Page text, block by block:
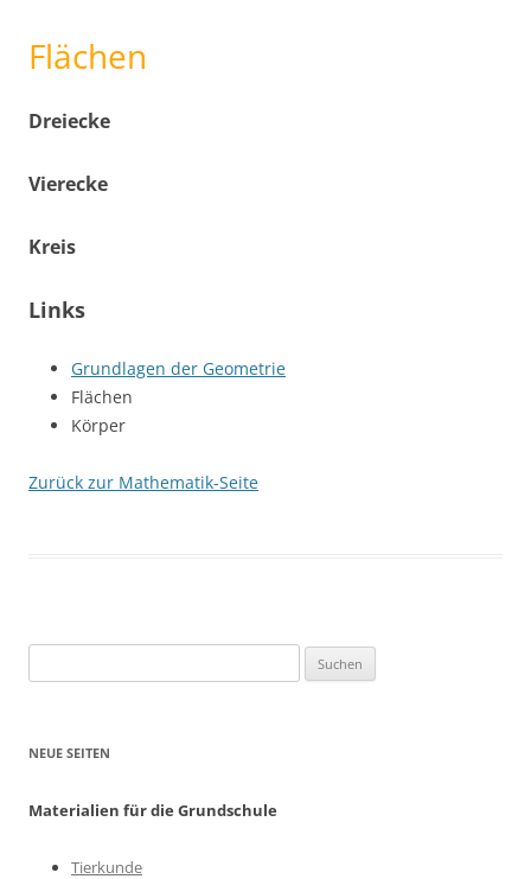
Flächen
Dreiecke
Vierecke
Kreis
Links
Grundlagen der Geometrie
Flächen
Körper
Zurück zur Mathematik-Seite
nach:
NEUE SEITEN
Materialien für die Grundschule
Tierkunde